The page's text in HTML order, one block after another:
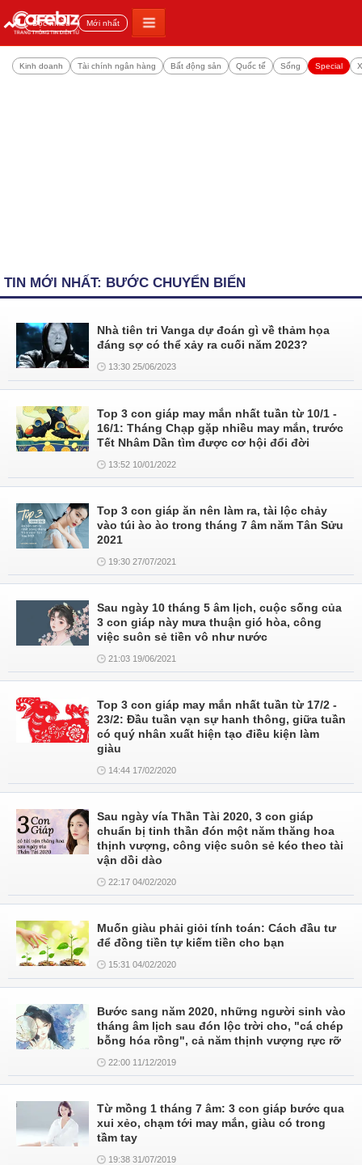
Đọc nhiều Mới nhất
Kinh doanh Tài chính ngân hàng Bất động sản Quốc tế Sống Special
TIN MỚI NHẤT: BƯỚC CHUYỂN BIẾN
Nhà tiên tri Vanga dự đoán gì về thảm họa
đáng sợ có thể xảy ra cuối năm 2023?
13:30 25/06/2023
Top 3 con giáp may mắn nhất tuần từ 10/1 -
16/1: Tháng Chạp gặp nhiều may mắn, trước
Tết Nhâm Dần tìm được cơ hội đổi đời
13:52 10/01/2022
Top 3 con giáp ăn nên làm ra, tài lộc chảy
vào túi ào ào trong tháng 7 âm năm Tân Sửu
2021
19:30 27/07/2021
Sau ngày 10 tháng 5 âm lịch, cuộc sống của
3 con giáp này mưa thuận gió hòa, công
việc suôn sẻ tiền vô như nước
21:03 19/06/2021
Top 3 con giáp may mắn nhất tuần từ 17/2 -
23/2: Đầu tuần vạn sự hanh thông, giữa tuần
có quý nhân xuất hiện tạo điều kiện làm
giàu
14:44 17/02/2020
Sau ngày vía Thần Tài 2020, 3 con giáp
chuẩn bị tinh thần đón một năm thăng hoa
thịnh vượng, công việc suôn sẻ kéo theo tài
vận dồi dào
22:17 04/02/2020
Muốn giàu phải giỏi tính toán: Cách đầu tư
để đồng tiền tự kiếm tiền cho bạn
15:31 04/02/2020
Bước sang năm 2020, những người sinh vào
tháng âm lịch sau đón lộc trời cho, "cá chép
bỗng hóa rồng", cả năm thịnh vượng rực rỡ
22:00 11/12/2019
Từ mồng 1 tháng 7 âm: 3 con giáp bước qua
xui xẻo, chạm tới may mắn, giàu có trong
tầm tay
19:38 31/07/2019